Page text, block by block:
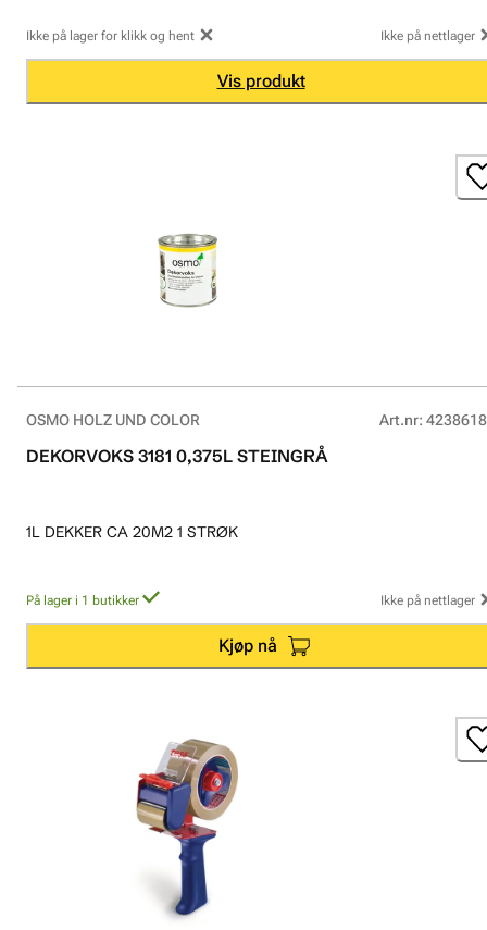
Ikke på lager for klikk og hent Ikke på nettlager
Vis produkt
OSMO HOLZ UND COLOR Art.nr:
DEKORVOKS 3181 0,375L STEINGRÅ
1L DEKKER CA 20M2 1 STRØK
På lager i 1 butikker Ikke på nettlager
Kjøp nå